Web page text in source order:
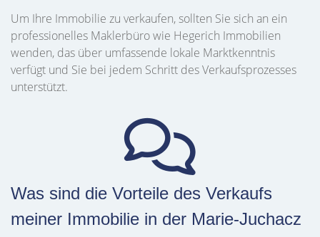
Um Ihre Immobilie zu verkaufen, sollten Sie sich an ein
professionelles Maklerbüro wie Hegerich Immobilien
wenden, das über umfassende lokale Marktkenntnis
verfügt und Sie bei jedem Schritt des Verkaufsprozesses
unterstützt.
Was sind die Vorteile des Verkaufs
meiner Immobilie in der Marie-Juchacz